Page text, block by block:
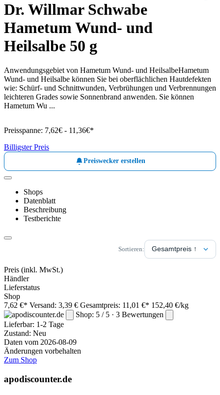
Dr. Willmar Schwabe
Hametum Wund- und
Heilsalbe 50 g
Anwendungsgebiet von Hametum Wund- und HeilsalbeHametum
Wund- und Heilsalbe können Sie bei oberflächlichen Hautdefekten
wie: Schürf- und Schnittwunden, Verbrühungen und Verbrennungen
leichteren Grades sowie Sonnenbrand anwenden. Sie können
Hametum Wu ...
Preisspanne: 7,62€ - 11,36€*
Billigster Preis
Preiswecker erstellen
Shops
Datenblatt
Beschreibung
Testberichte
Sortieren:
Preis (inkl. MwSt.)
Händler
Lieferstatus
Shop
7,62 €* Versand: 3,39 € Gesamtpreis: 11,01 €* 152,40 €/kg
Shop: 5 / 5 · 3 Bewertungen
Lieferbar: 1-2 Tage
Zustand: Neu
Daten vom 2026-08-09
Änderungen vorbehalten
Zum Shop
apodiscounter.de